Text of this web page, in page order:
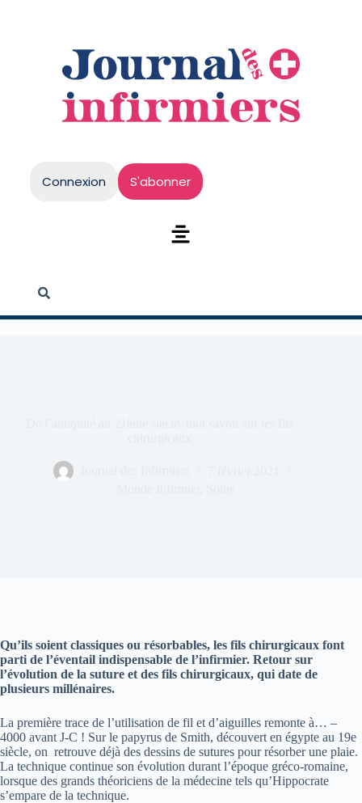
Connexion S'abonner
Qu’ils soient classiques ou résorbables, les fils chirurgicaux font
parti de l’éventail indispensable de l’infirmier. Retour sur
l’évolution de la suture et des fils chirurgicaux, qui date de
plusieurs millénaires.
La première trace de l’utilisation de fil et d’aiguilles remonte à… –
4000 avant J-C ! Sur le papyrus de Smith, découvert en égypte au 19e
siècle, on retrouve déjà des dessins de sutures pour résorber une plaie.
La technique continue son évolution durant l’époque gréco-romaine,
lorsque des grands théoriciens de la médecine tels qu’Hippocrate
s’empare de la technique.